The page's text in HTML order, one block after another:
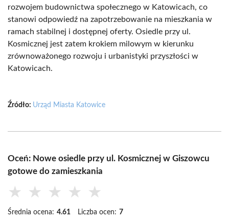
rozwojem budownictwa społecznego w Katowicach, co
stanowi odpowiedź na zapotrzebowanie na mieszkania w
ramach stabilnej i dostępnej oferty. Osiedle przy ul.
Kosmicznej jest zatem krokiem milowym w kierunku
zrównoważonego rozwoju i urbanistyki przyszłości w
Katowicach.
Źródło: Urząd Miasta Katowice
Oceń: Nowe osiedle przy ul. Kosmicznej w Giszowcu
gotowe do zamieszkania
★ ★ ★ ★ ★
Średnia ocena: 4.61 Liczba ocen: 7